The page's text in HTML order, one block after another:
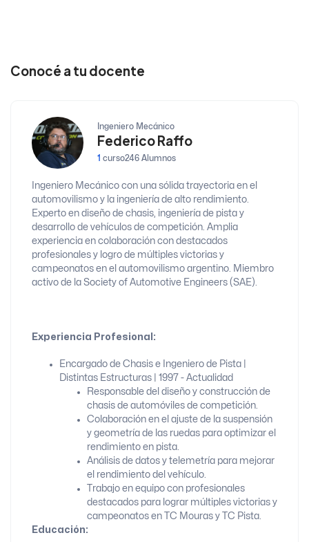
Conocé a tu docente
Ingeniero Mecánico
Federico Raffo
1 curso246 Alumnos
Ingeniero Mecánico con una sólida trayectoria en el
automovilismo y la ingeniería de alto rendimiento.
Experto en diseño de chasis, ingeniería de pista y
desarrollo de vehículos de competición. Amplia
experiencia en colaboración con destacados
profesionales y logro de múltiples victorias y
campeonatos en el automovilismo argentino. Miembro
activo de la Society of Automotive Engineers (SAE).
Experiencia Profesional:
Encargado de Chasis e Ingeniero de Pista |
Distintas Estructuras | 1997 - Actualidad
Responsable del diseño y construcción de
chasis de automóviles de competición.
Colaboración en el ajuste de la suspensión
y geometría de las ruedas para optimizar el
rendimiento en pista.
Análisis de datos y telemetría para mejorar
el rendimiento del vehículo.
Trabajo en equipo con profesionales
destacados para lograr múltiples victorias y
campeonatos en TC Mouras y TC Pista.
Educación: